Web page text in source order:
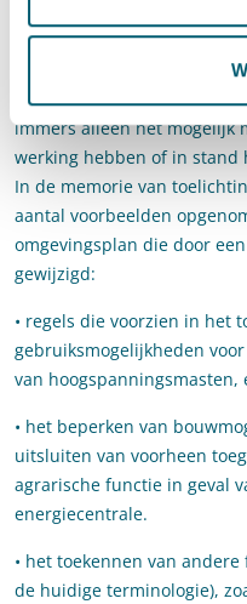
De wijziging van het
en tot die regels van het
het omgevingsplan in
immers alleen het mogelijk
werking hebben of in stand
In de memorie van
aantal voorbeelden
omgevingsplan die door
gewijzigd:
• regels die voorzien in het
gebruiksmogelijkheden
van
• het beperken van
uitsluiten van voorheen
agrarische functie in geval
energiecentrale.
• het toekennen van andere
de huidige terminologie),